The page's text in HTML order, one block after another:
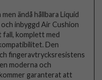
ändå hållbara Liquid
inbyggd Air Cushion
komplett med
Den
fingeravtrycksresistens
moderna och
garanterat att